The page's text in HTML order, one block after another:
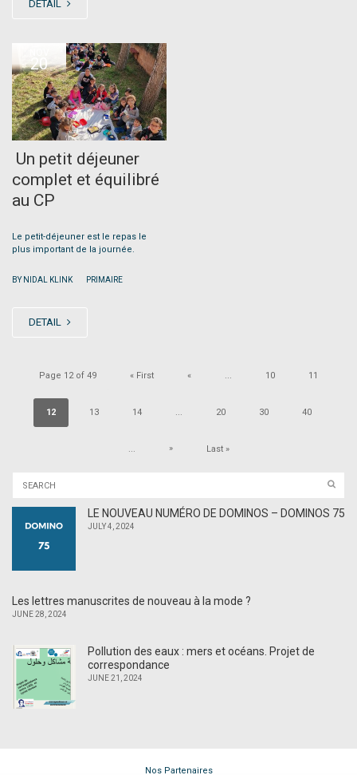
DETAIL
20
Un petit déjeuner
complet et équilibré
au CP
Le petit-déjeuner est le repas le
plus important de la journée.
BY NIDAL KLINK PRIMAIRE
DETAIL
Page 12 of 49 « First « ... 10 11
12 13 14 ... 20 30 40
... » Last »
LE NOUVEAU NUMÉRO DE DOMINOS – DOMINOS 75
JULY 4, 2024
Les lettres manuscrites de nouveau à la mode ?
JUNE 28, 2024
Pollution des eaux : mers et océans. Projet de
correspondance
JUNE 21, 2024
Nos Partenaires